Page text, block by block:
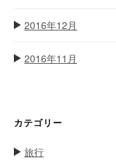
2016年12月
2016年11月
カテゴリー
旅行